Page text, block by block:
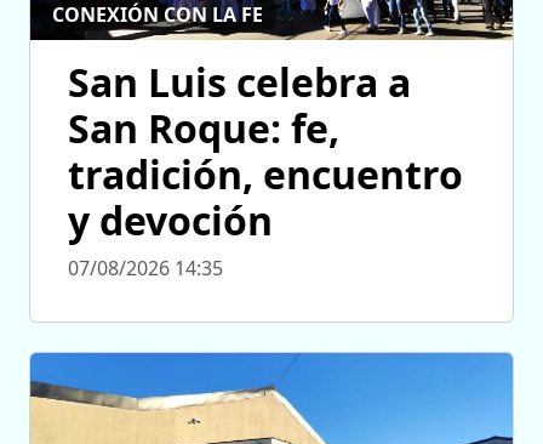
CONEXIÓN CON LA FE
San Luis celebra a
San Roque: fe,
tradición, encuentro
y devoción
07/08/2026 14:35